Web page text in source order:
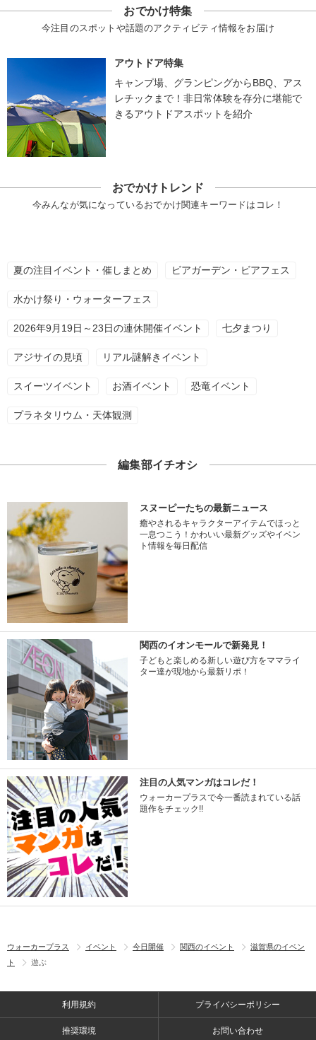
おでかけ特集
今注目のスポットや話題のアクティビティ情報をお届け
アウトドア特集
キャンプ場、グランピングからBBQ、アス
レチックまで！非日常体験を存分に堪能で
きるアウトドアスポットを紹介
おでかけトレンド
今みんなが気になっているおでかけ関連キーワードはコレ！
夏の注目イベント・催しまとめ ビアガーデン・ビアフェス
水かけ祭り・ウォーターフェス
2026年9月19日～23日の連休開催イベント 七夕まつり
アジサイの見頃 リアル謎解きイベント
スイーツイベント お酒イベント 恐竜イベント
プラネタリウム・天体観測
編集部イチオシ
スヌーピーたちの最新ニュース
癒やされるキャラクターアイテムでほっと
一息つこう！かわいい最新グッズやイベン
ト情報を毎日配信
関西のイオンモールで新発見！
子どもと楽しめる新しい遊び方をママライ
ター達が現地から最新リポ！
注目の人気マンガはコレだ！
ウォーカープラスで今一番読まれている話
題作をチェック!!
ウォーカープラス イベント 今日開催 関西のイベント
滋賀県のイベン
ト
遊ぶ
利用規約 プライバシーポリシー
推奨環境 お問い合わせ